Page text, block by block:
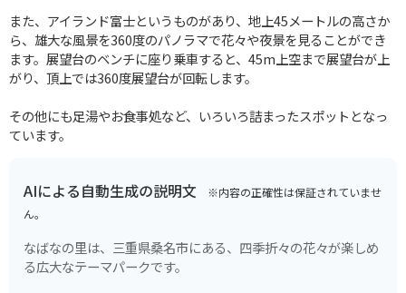
また、アイランド富士というものがあり、地上45メートルの高さか
ら、雄大な風景を360度のパノラマで花々や夜景を見ることができ
ます。展望台のベンチに座り乗車すると、45m上空まで展望台が上
がり、頂上では360度展望台が回転します。
その他にも足湯やお食事処など、いろいろ詰まったスポットとなっ
ています。
AIによる自動生成の説明文 ※内容の正確性は保証されていませ
ん。
なばなの里は、三重県桑名市にある、四季折々の花々が楽しめ
る広大なテーマパークです。